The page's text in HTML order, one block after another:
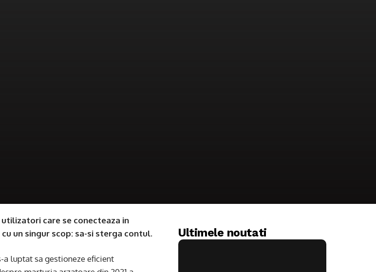
care se conecteaza in
un singur scop: sa-si sterga contul.
luptat sa gestioneze eficient
Ultimele noutati